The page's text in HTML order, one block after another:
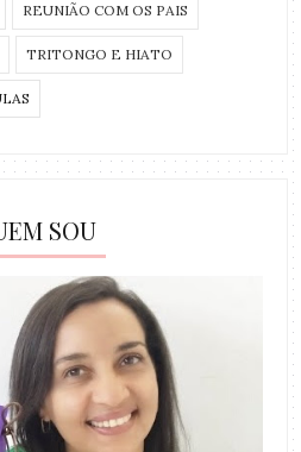
REUNIÃO COM OS PAIS
TRITONGO E HIATO
SOU